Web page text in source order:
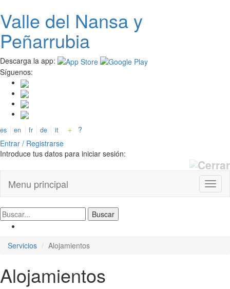
Pasar
al
contenido
principal
Valle del Nansay
Peñarrubia
Descarga la app:
Síguenos:
es en fr de it +
?
Entrar / Registrarse
Introduce tus datos para iniciar sesión:
Menu principal
Servicios Alojamientos
Alojamientos